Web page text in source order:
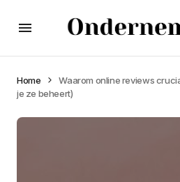
Home
Waarom online reviews
je ze beheert)